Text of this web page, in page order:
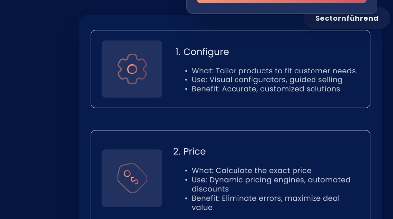
Español Dansk
DA
SV
Français
FR
日本語
JA
Sectornführend